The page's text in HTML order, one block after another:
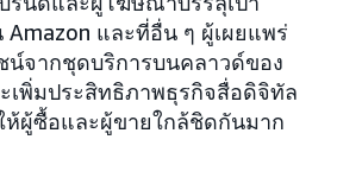
และที่อื่น ๆ ผู้เผยแพร่
น์จากชุดบริการบนคลาวด์ของ
ะเพิ่มประสิทธิภาพธุรกิจสื่อดิจิทัล
ห้ผู้ซื้อและผู้ขายใกล้ชิดกันมาก